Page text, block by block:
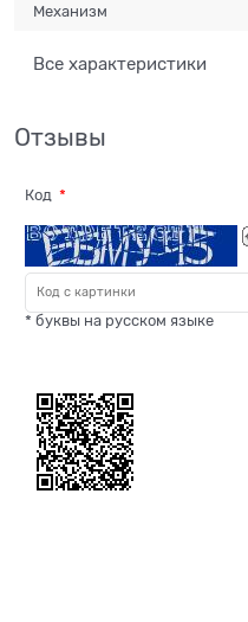
Механизм
Все характеристики
Отзывы
Код
* буквы на русском языке